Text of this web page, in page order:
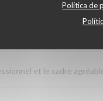
Política de
et le cadre